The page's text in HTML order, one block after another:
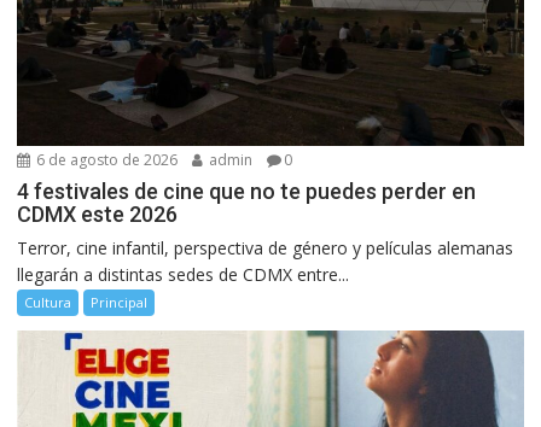
6 de agosto de 2026 admin 0
4 festivales de cine que no te puedes perder en
CDMX este 2026
Terror, cine infantil, perspectiva de género y películas alemanas
llegarán a distintas sedes de CDMX entre...
Cultura Principal